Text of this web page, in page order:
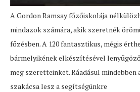
A Gordon Ramsay főzőiskolája
mindazok számára, akik szeretnék
főzésben. A 120 fantasztikus, mégis
bármelyikének elkészítésével
meg szeretteinket. Ráadásul
szakácsa lesz a segítségünkre